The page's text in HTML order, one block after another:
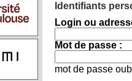
Identifiants
Login ou
Mot de passe :
mot de passe